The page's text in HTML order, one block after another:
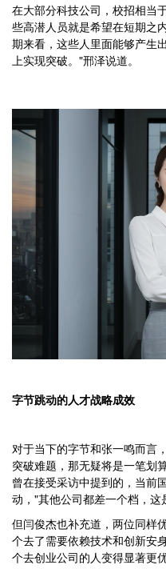
在大部分科技公司，校招相当
些高潜人员就是希望在短期之
期来看，这些人里面能够产生
上实现突破。"邢泽说道。
字节跳动的人才战略成效
对于当下的字节和张一鸣而言
突破难题，那无疑将是一笔划
曾在接受采访中提到的，当前
动，"其他公司都差一个档，这
但闫俊杰也补充道，两位同样
个去了需要依赖技术和创新安
个去创业公司的人变得显著更